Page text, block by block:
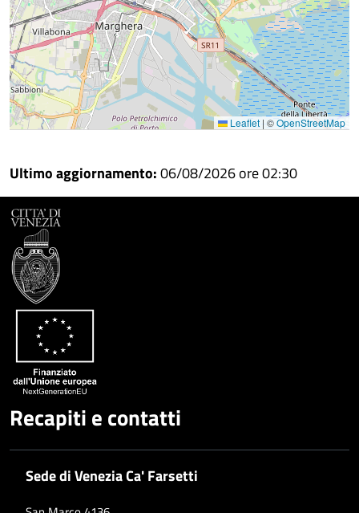
Leaflet | ©OpenStreetMap
Ultimo aggiornamento:06/08/2026 ore 02:30
Recapiti e contatti
Sede di Venezia Ca' Farsetti